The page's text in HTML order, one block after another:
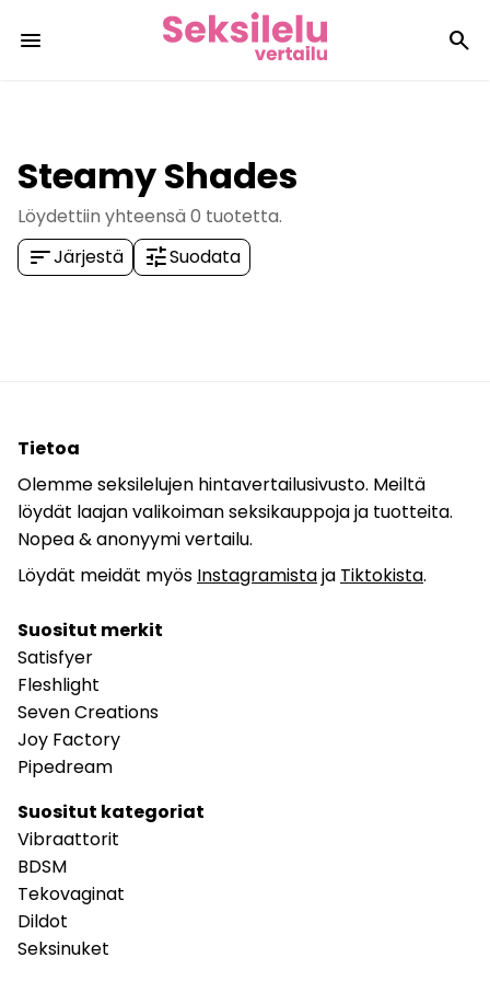
menu search
Steamy Shades
Löydettiin yhteensä 0 tuotetta.
sortJärjestä tuneSuodata
Tietoa
Olemme seksilelujen hintavertailusivusto. Meiltä
löydät laajan valikoiman seksikauppoja ja tuotteita.
Nopea & anonyymi vertailu.
Löydät meidät myös Instagramistaja Tiktokista.
Suositut merkit
Satisfyer
Fleshlight
Seven Creations
Joy Factory
Pipedream
Suositut kategoriat
Vibraattorit
BDSM
Tekovaginat
Dildot
Seksinuket